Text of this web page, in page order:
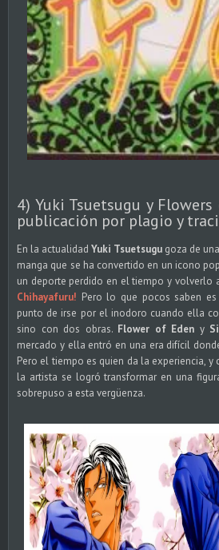
4) Yuki Tsuetsugu y
publicación por plagio y
En la actualidad Yuki Tsuetsugu goza de
manga que se ha convertido en un icono
un deporte perdido en el tiempo y volverlo
Chihayafuru! Pero lo que pocos saben
punto de irse por el inodoro cuando ella
sino con dos obras. Flower of Eden y
mercado y ella entró en una era difícil
Pero el tiempo es quien da la experiencia, y
la artista se logró transformar en una
sobrepuso a esta vergüenza.